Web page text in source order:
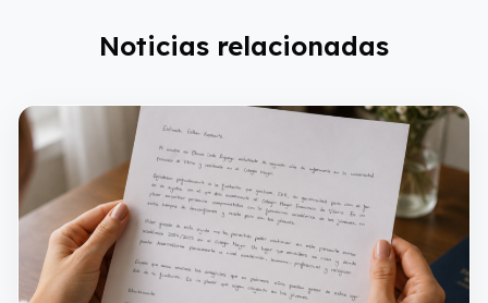
Noticias relacionadas